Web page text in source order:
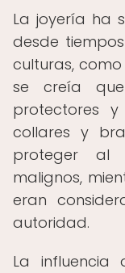
La joyería ha
desde
culturas,
se creía
protectores y
collares y
proteger al
malignos,
eran
autoridad.
La influencia